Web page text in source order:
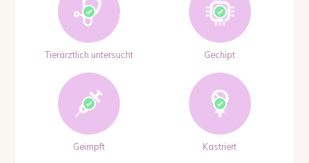
Tierärztlich untersucht Gechipt
Geimpft Kastriert